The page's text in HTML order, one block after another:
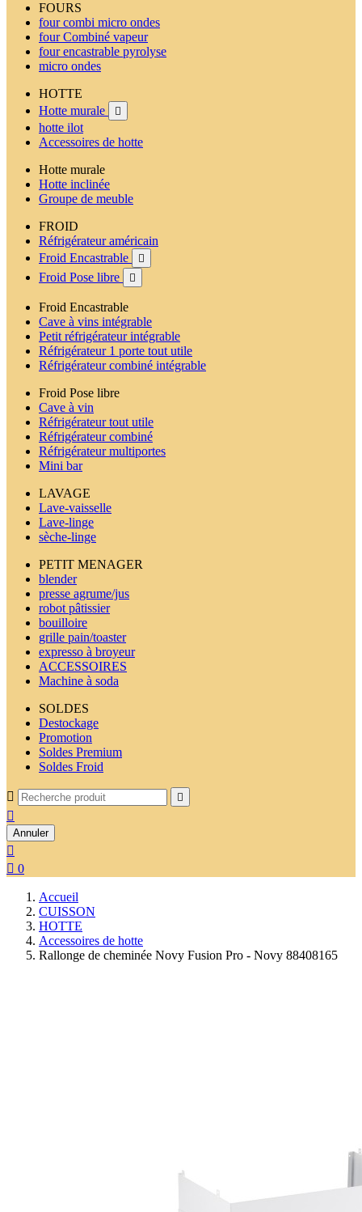
FOURS
four combi micro ondes
four Combiné vapeur
four encastrable pyrolyse
micro ondes
HOTTE
Hotte murale

hotte ilot
Accessoires de hotte
Hotte murale
Hotte inclinée
Groupe de meuble
FROID
Réfrigérateur américain
Froid Encastrable

Froid Pose libre 
Froid Encastrable
Cave à vins intégrable
Petit réfrigérateur intégrable
Réfrigérateur 1 porte tout utile
Réfrigérateur combiné intégrable
Froid Pose libre
Cave à vin
Réfrigérateur tout utile
Réfrigérateur combiné
Réfrigérateur multiportes
Mini bar
LAVAGE
Lave-vaisselle
Lave-linge
sèche-linge
PETIT MENAGER
blender
presse agrume/jus
robot pâtissier
bouilloire
grille pain/toaster
expresso à broyeur
ACCESSOIRES
Machine à soda
SOLDES
Destockage
Promotion
Soldes Premium
Soldes Froid
 

Annuler

 0
Accueil
CUISSON
HOTTE
Accessoires de hotte
Rallonge de cheminée Novy Fusion Pro - Novy 88408165